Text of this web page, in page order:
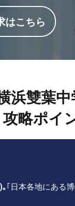
はこちら
浜雙葉
攻略ポイ
｢日本各地にある